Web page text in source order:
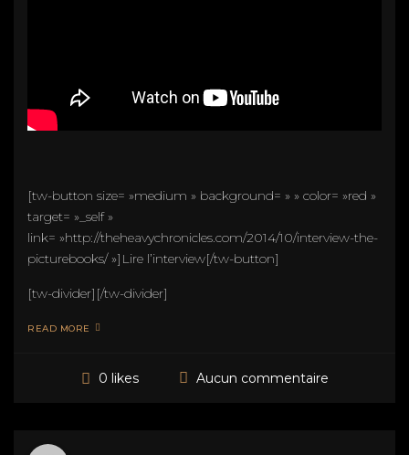
[tw-button size= »medium » background= » » color= »red »
target= »_self »
link= »http://theheavychronicles.com/2014/10/interview-the-
picturebooks/ »]Lire l’interview[/tw-button]
[tw-divider][/tw-divider]
READ MORE
0 likes Aucun commentaire